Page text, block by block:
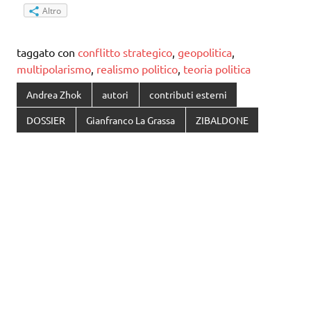
Altro
taggato con conflitto strategico geopolitica
multipolarismo realismo politico teoria politica
Andrea Zhok autori contributi esterni
DOSSIER Gianfranco La Grassa ZIBALDONE